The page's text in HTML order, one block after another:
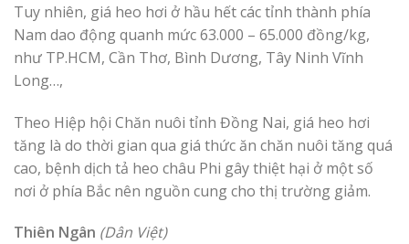
Tuy nhiên, giá heo hơi ở hầu hết các tỉnh thành phía
Nam dao động quanh mức 63.000 – 65.000 đồng/kg,
như TP.HCM, Cần Thơ, Bình Dương, Tây Ninh Vĩnh
Long…,
Theo Hiệp hội Chăn nuôi tỉnh Đồng Nai, giá heo hơi
tăng là do thời gian qua giá thức ăn chăn nuôi tăng quá
cao, bệnh dịch tả heo châu Phi gây thiệt hại ở một số
nơi ở phía Bắc nên nguồn cung cho thị trường giảm.
Thiên Ngân (Dân Việt)